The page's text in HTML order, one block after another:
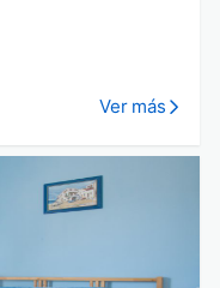
Ver más